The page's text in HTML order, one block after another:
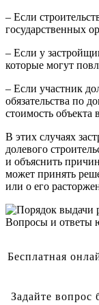
– Если
государственных
– Если у
которые могут
– Если участник
обязательства по
стоимость объекта
В этих случаях
долевого
и объяснить
может принять
или о его
Вопросы и ответы
Бесплатная
Задайте вопрос